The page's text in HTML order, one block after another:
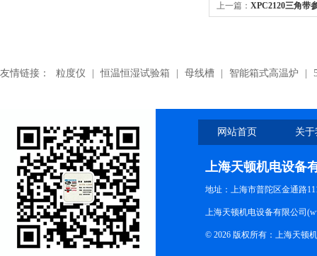
上一篇： XPC2120三角带
友情链接： 粒度仪 恒温恒湿试验箱 母线槽 智能箱式高温炉
网站首页 关
上海天顿机电设备
地址：上海市普陀区金通路
上海天顿机电设备有限公司
© 2026 版权所有：上海天顿